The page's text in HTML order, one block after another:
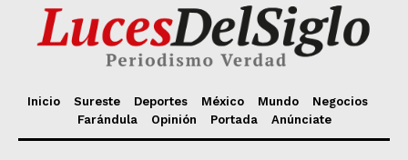
Inicio Sureste Deportes México Mundo
Negocios
Farándula
Opinión Portada Anúnciate